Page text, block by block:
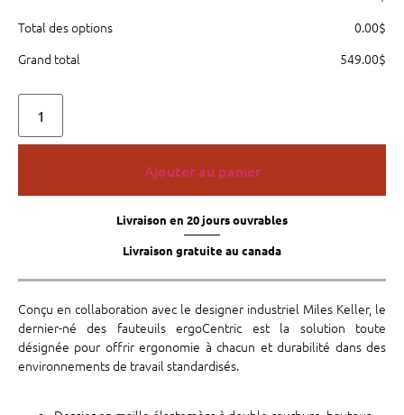
Total des options
0.00$
Grand total
549.00$
Ajouter au panier
Livraison en 20 jours ouvrables
Livraison gratuite au canada
Conçu en collaboration avec le designer industriel Miles Keller, le
dernier-né des fauteuils ergoCentric est la solution toute
désignée pour offrir ergonomie à chacun et durabilité dans des
environnements de travail standardisés.